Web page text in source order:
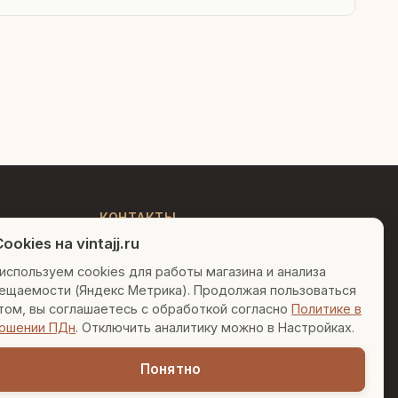
КОНТАКТЫ
+7 (495) 150-52-26
AI-консультант в Telegram
sales@vintajj.ru
Пн-Пт: 10:00 - 19:00
на vintajj.ru
cookies для работы магазина и анализа
(Яндекс Метрика). Продолжая пользоваться
вы соглашаетесь с обработкой согласно Политике в
ПДн. Отключить аналитику можно в Настройках.
Понятно
декору. Чем могу помочь?
Вазы для гостиной
Подарок до 5000₽
Сочетание металлов